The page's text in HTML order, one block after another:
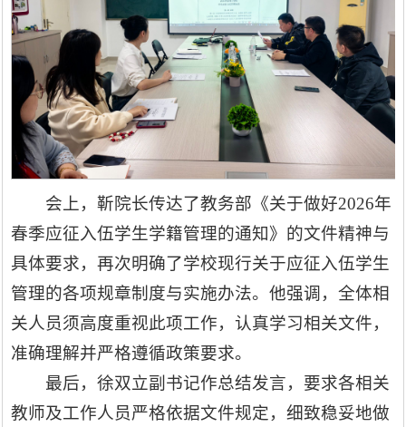
会上，靳院长传达了教务部《关于做好2026年
春季应征入伍学生学籍管理的通知》的文件精神与
具体要求，再次明确了学校现行关于应征入伍学生
管理的各项规章制度与实施办法。他强调，全体相
关人员须高度重视此项工作，认真学习相关文件，
准确理解并严格遵循政策要求。
最后，徐双立副书记作总结发言，要求各相关
教师及工作人员严格依据文件规定，细致稳妥地做